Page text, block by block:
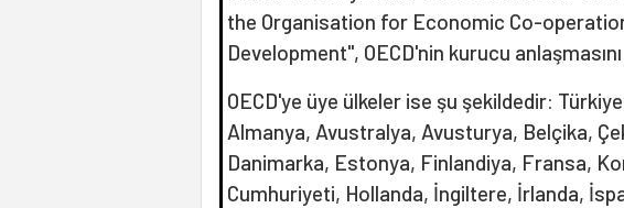
the Organisation for Economic Co-
Development", OECD'nin kurucu
OECD'ye üye ülkeler ise şu şekildedir:
Almanya, Avustralya, Avusturya, Belçika,
Danimarka, Estonya, Finlandiya, Fransa,
Cumhuriyeti, Hollanda, İngiltere, İrlanda,